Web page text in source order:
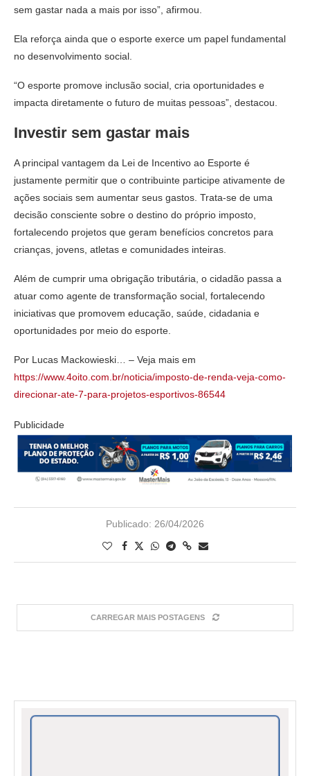
sem gastar nada a mais por isso”, afirmou.
Ela reforça ainda que o esporte exerce um papel fundamental
no desenvolvimento social.
“O esporte promove inclusão social, cria oportunidades e
impacta diretamente o futuro de muitas pessoas”, destacou.
Investir sem gastar mais
A principal vantagem da Lei de Incentivo ao Esporte é
justamente permitir que o contribuinte participe ativamente de
ações sociais sem aumentar seus gastos. Trata-se de uma
decisão consciente sobre o destino do próprio imposto,
fortalecendo projetos que geram benefícios concretos para
crianças, jovens, atletas e comunidades inteiras.
Além de cumprir uma obrigação tributária, o cidadão passa a
atuar como agente de transformação social, fortalecendo
iniciativas que promovem educação, saúde, cidadania e
oportunidades por meio do esporte.
Por Lucas Mackowieski… – Veja mais em
https://www.4oito.com.br/noticia/imposto-de-renda-veja-como-
direcionar-ate-7-para-projetos-esportivos-86544
Publicidade
Publicado: 26/04/2026
CARREGAR MAIS POSTAGENS